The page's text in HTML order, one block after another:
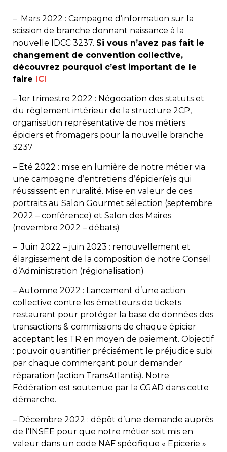
– Mars 2022 : Campagne d’information sur la
scission de branche donnant naissance à la
nouvelle IDCC 3237. Si vous n’avez pas fait le
changement de convention collective,
découvrez pourquoi c’est important de le
faire ICI
– 1er trimestre 2022 : Négociation des statuts et
du règlement intérieur de la structure 2CP,
organisation représentative de nos métiers
épiciers et fromagers pour la nouvelle branche
3237
– Eté 2022 : mise en lumière de notre métier via
une campagne d’entretiens d’épicier(e)s qui
réussissent en ruralité. Mise en valeur de ces
portraits au Salon Gourmet sélection (septembre
2022 – conférence) et Salon des Maires
(novembre 2022 – débats)
– Juin 2022 – juin 2023 : renouvellement et
élargissement de la composition de notre Conseil
d’Administration (régionalisation)
– Automne 2022 : Lancement d’une action
collective contre les émetteurs de tickets
restaurant pour protéger la base de données des
transactions & commissions de chaque épicier
acceptant les TR en moyen de paiement. Objectif
: pouvoir quantifier précisément le préjudice subi
par chaque commerçant pour demander
réparation (action TransAtlantis). Notre
Fédération est soutenue par la CGAD dans cette
démarche.
– Décembre 2022 : dépôt d’une demande auprès
de l’INSEE pour que notre métier soit mis en
valeur dans un code NAF spécifique « Epicerie »